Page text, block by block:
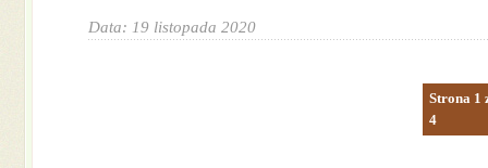
Data: 19 listopada 2020
Strona 1
4